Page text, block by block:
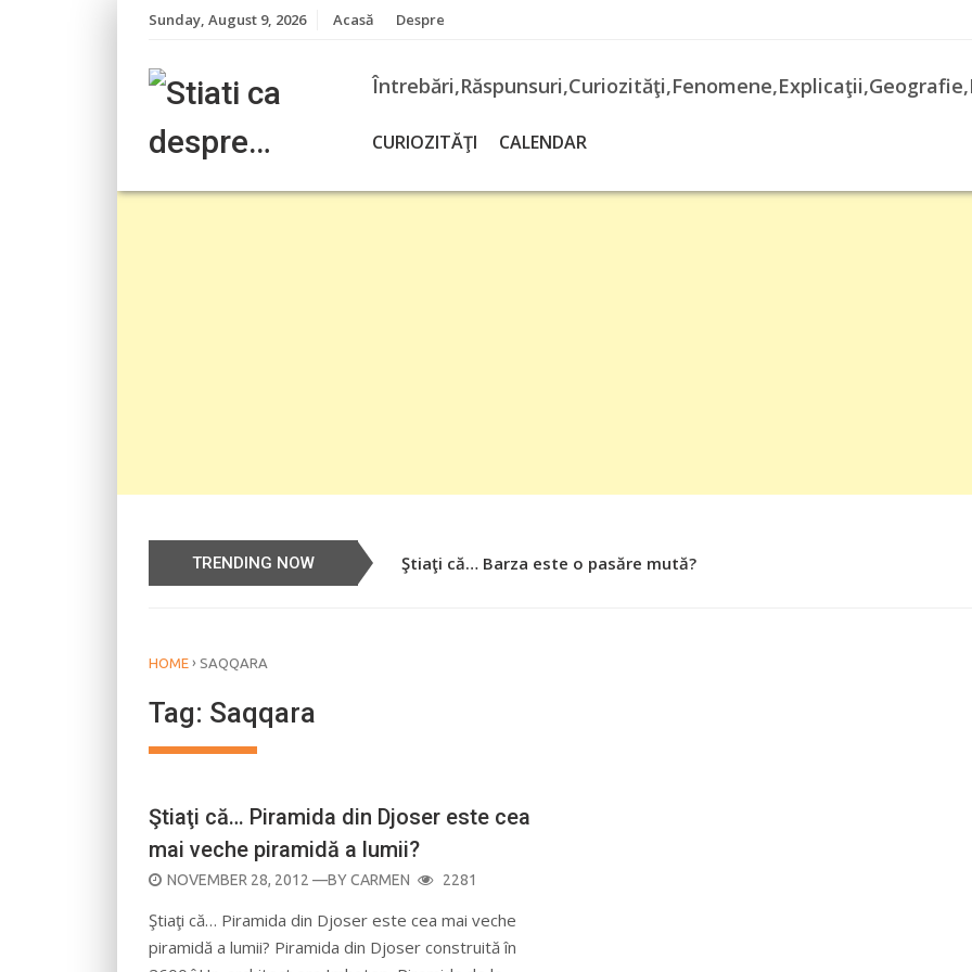
Sunday, August 9, 2026 Acasă Despre
CURIOZITĂŢI CALENDAR
TRENDING NOW Ştiaţi că… Barza este o pasăre mută?
HOME › SAQQARA
Tag: Saqqara
Ştiaţi că… Piramida din Djoser este cea
mai veche piramidă a lumii?
POSTED
NOVEMBER 28, 2012 —BYCARMEN 2281
Ştiaţi că… Piramida din Djoser este cea mai veche
piramidă a lumii? Piramida din Djoser construită în